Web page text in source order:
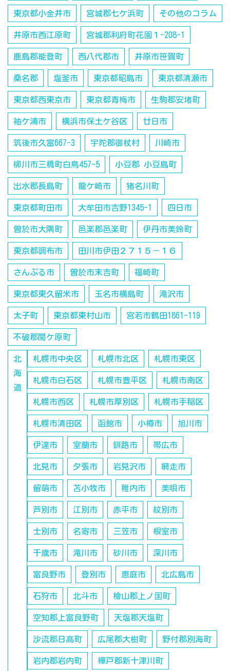
東京都小金井市 宮城郡七ケ浜町 その他のコラム
井原市西江原町 宮城郡利府町花園１-208-1
鹿島郡能登町 西八代郡市 井原市笹賀町
桑名郡 塩釜市 東京都昭島市 東京都清瀬市
東京都西東京市 東京都青梅市 生駒郡安堵町
袖ケ浦市 横浜市保土ケ谷区 廿日市
筑後市久富667-3 宇陀郡御杖村 川崎市
柳川市三橋町白鳥457-5 小豆郡 小豆島町
出水郡長島町 龍ケ崎市 猪名川町
東京都町田市 大牟田市吉野1345-1 四日市
曽於市大隅町 邑楽郡邑楽町 伊丹市美鈴町
東京都調布市 田川市伊田２７１５－１６
さんぷる市 曽於市末吉町 福崎町
東京都東久留米市 玉名市横島町 滝沢市
太子町 東京都東村山市 宮若市鶴田1861-119
不破郡関ケ原町
北
海
道
札幌市中央区 札幌市北区 札幌市東区
札幌市白石区 札幌市豊平区 札幌市南区
札幌市西区 札幌市厚別区 札幌市手稲区
札幌市清田区 函館市 小樽市 旭川市
伊達市 室蘭市 釧路市 帯広市
北見市 夕張市 岩見沢市 網走市
留萌市 苫小牧市 稚内市 美唄市
芦別市 江別市 赤平市 紋別市
士別市 名寄市 三笠市 根室市
千歳市 滝川市 砂川市 深川市
富良野市 登別市 恵庭市 北広島市
石狩市 北斗市 檜山郡上ノ国町
空知郡上富良野町 天塩郡天塩町
沙流郡日高町 広尾郡大樹町 野付郡別海町
岩内郡岩内町 樺戸郡新十津川町